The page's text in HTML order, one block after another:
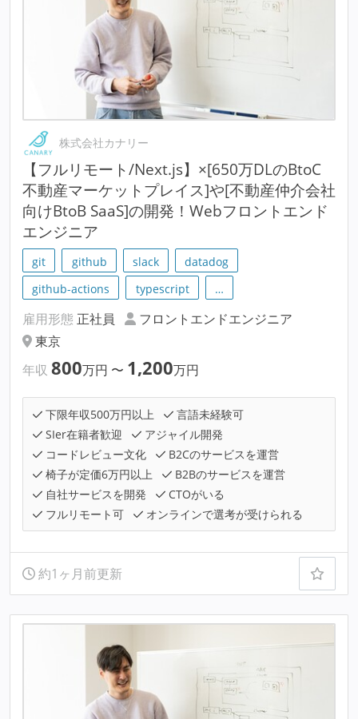
株式会社カナリー
【フルリモート/Next.js】×[650万DLのBtoC
不動産マーケットプレイス]や[不動産仲介会社
向けBtoB SaaS]の開発！Webフロントエンド
エンジニア
git github slack
datadog
github-actions
typescript …
雇用形態 正社員
フロントエンドエンジニア
東京
年収 800万円 〜 1,200万円
下限年収500万円以上
言語未経験可
SIer在籍者歓迎
アジャイル開発
コードレビュー文化
B2Cのサービスを運営
椅子が定価6万円以上
B2Bのサービスを運営
自社サービスを開発
CTOがいる
フルリモート可
オンラインで選考が受けられる
約1ヶ月前更新